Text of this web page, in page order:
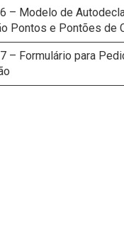
– Modelo de
Pontos e Pontões de
– Formulário para